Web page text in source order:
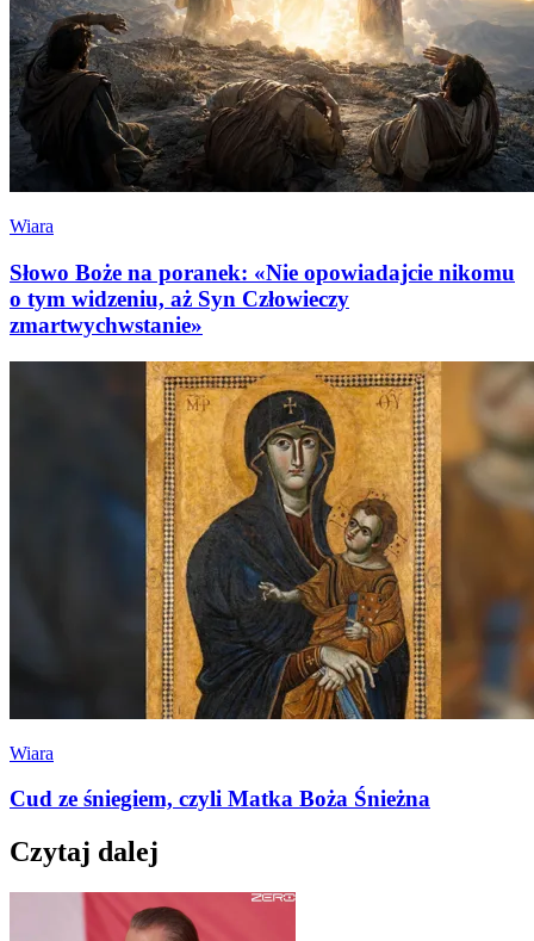
Wiara
Słowo Boże na poranek: «Nie opowiadajcie nikomu
o tym widzeniu, aż Syn Człowieczy
zmartwychwstanie»
Wiara
Cud ze śniegiem, czyli Matka Boża Śnieżna
Czytaj dalej